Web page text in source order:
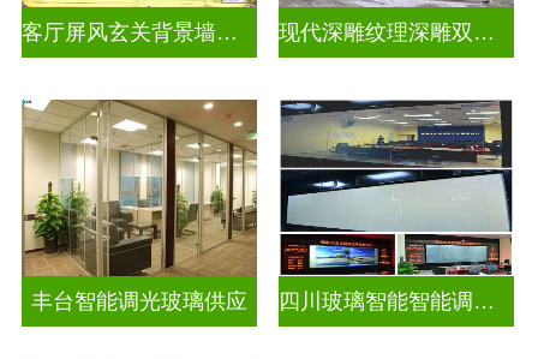
客厅屏风玄关背景墙深雕浮雕玻璃 现代深雕纹理深雕双面效果
丰台智能调光玻璃供应 四川玻璃智能智能调光玻璃电控玻璃一般多少钱